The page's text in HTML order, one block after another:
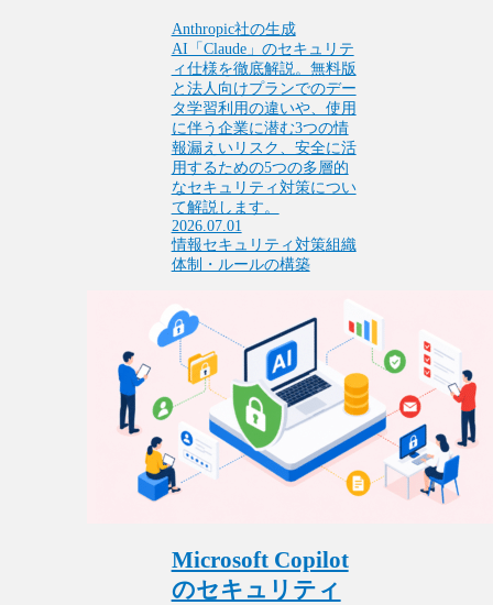
Anthropic社の生成
AI「Claude」のセキュリテ
ィ仕様を徹底解説。無料版
と法人向けプランでのデー
タ学習利用の違いや、使用
に伴う企業に潜む3つの情
報漏えいリスク、安全に活
用するための5つの多層的
なセキュリティ対策につい
て解説します。
2026.07.01
情報セキュリティ対策組織
体制・ルールの構築
Microsoft Copilot
のセキュリティ